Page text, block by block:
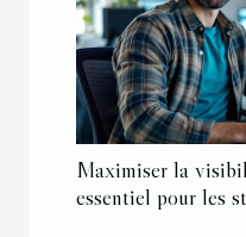
Maximiser la
essentiel pour les